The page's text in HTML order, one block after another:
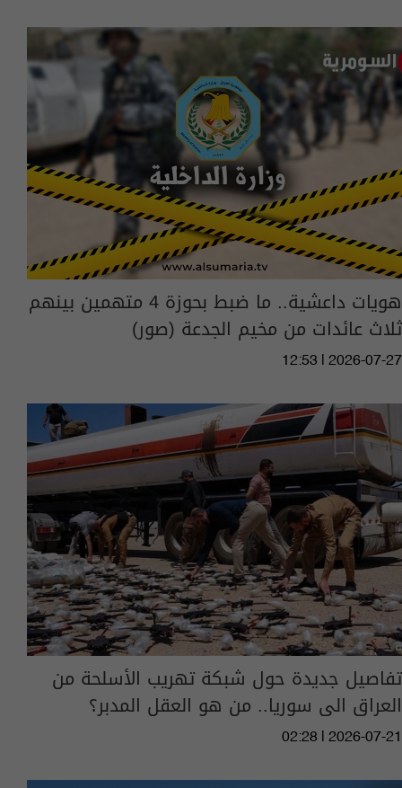
هويات داعشية.. ما ضبط بحوزة 4 متهمين بينهم
ثلاث عائدات من مخيم الجدعة (صور)
12:53 | 2026-07-27
تفاصيل جديدة حول شبكة تهريب الأسلحة من
العراق الى سوريا.. من هو العقل المدبر؟
02:28 | 2026-07-21